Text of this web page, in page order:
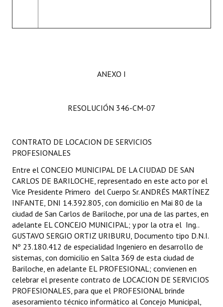
ANEXO I
RESOLUCIÓN 346-CM-07
CONTRATO DE LOCACION DE SERVICIOS
PROFESIONALES
Entre el CONCEJO MUNICIPAL DE LA CIUDAD DE SAN
CARLOS DE BARILOCHE, representado en este acto por el
Vice Presidente Primero del Cuerpo Sr. ANDRÉS MARTÍNEZ
INFANTE, DNI 14.392.805, con domicilio en Mai 80 de la
ciudad de San Carlos de Bariloche, por una de las partes, en
adelante EL CONCEJO MUNICIPAL; y por la otra el Ing..
GUSTAVO SERGIO ORTIZ URIBURU, Documento tipo D.N.I.
Nº 23.180.412 de especialidad Ingeniero en desarrollo de
sistemas, con domicilio en Salta 369 de esta ciudad de
Bariloche, en adelante EL PROFESIONAL; convienen en
celebrar el presente contrato de LOCACION DE SERVICIOS
PROFESIONALES, para que el PROFESIONAL brinde
asesoramiento técnico informático al Concejo Municipal,